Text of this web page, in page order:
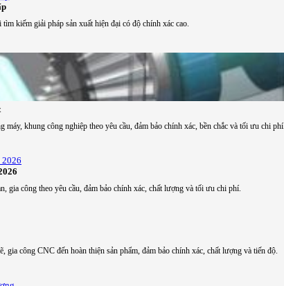
kiếm giải pháp sản xuất hiện đại có độ chính xác cao.
khung công nghiệp theo yêu cầu, đảm bảo chính xác, bền chắc và tối ưu chi phí.
gia công theo yêu cầu, đảm bảo chính xác, chất lượng và tối ưu chi phí.
công CNC đến hoàn thiện sản phẩm, đảm bảo chính xác, chất lượng và tiến độ.